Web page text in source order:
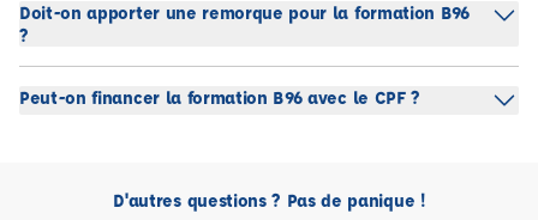
Doit-on apporter une remorque pour la formation B96
?
Peut-on financer la formation B96 avec le CPF ?
D'autres questions ? Pas de panique !